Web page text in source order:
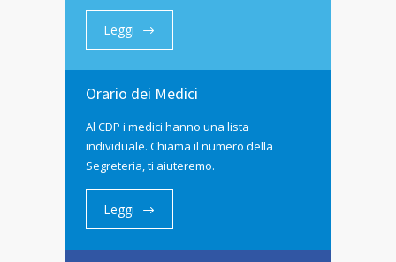
Leggi
Orario dei Medici
Al CDP i medici hanno una lista
individuale. Chiama il numero della
Segreteria, ti aiuteremo.
Leggi